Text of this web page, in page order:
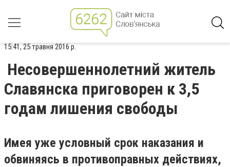
15:41, 25 травня 2016 р.
Несовершеннолетний житель
Славянска приговорен к 3,5
годам лишения свободы
Имея уже условный срок наказания и
обвиняясь в противоправных действиях,